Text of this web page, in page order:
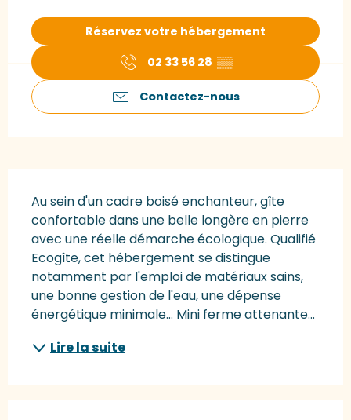
Réservez votre hébergement
02 33 56 28 ▒▒
Contactez-nous
Au sein d'un cadre boisé enchanteur, gîte
confortable dans une belle longère en pierre
avec une réelle démarche écologique. Qualifié
Ecogîte, cet hébergement se distingue
notamment par l'emploi de matériaux sains,
une bonne gestion de l'eau, une dépense
énergétique minimale... Mini ferme attenante...
Lire la suite